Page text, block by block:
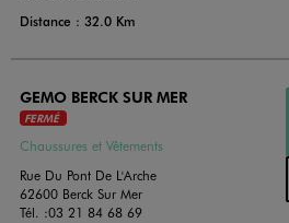
Distance : 32.0 Km
GEMO BERCK SUR MER
FERMÉ
Chaussures et Vêtements
Rue Du Pont De L'Arche
62600 Berck Sur Mer
Tél. :03 21 84 68 69